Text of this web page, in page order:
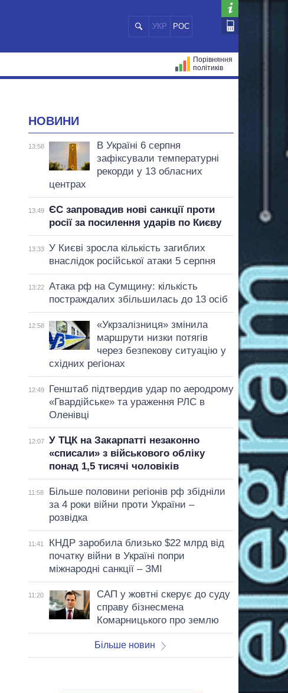
УКР РОС
Порівняння
політиків
НОВИНИ
13:58
В Україні 6 серпня
зафіксували температурні
рекорди у 13 обласних
центрах
13:49
ЄС запровадив нові санкції проти
росії за посилення ударів по Києву
13:33
У Києві зросла кількість загиблих
внаслідок російської атаки 5 серпня
13:22
Атака рф на Сумщину: кількість
постраждалих збільшилась до 13 осіб
12:58
«Укрзалізниця» змінила
маршрути низки потягів
через безпекову ситуацію у
східних регіонах
12:49
Генштаб підтвердив удар по аеродрому
«Гвардійське» та ураження РЛС в
Оленівці
12:07
У ТЦК на Закарпатті незаконно
«списали» з військового обліку
понад 1,5 тисячі чоловіків
11:58
Більше половини регіонів рф збідніли
за 4 роки війни проти України –
розвідка
11:41
КНДР заробила близько $22 млрд від
початку війни в Україні попри
міжнародні санкції – ЗМІ
11:20
САП у жовтні скерує до суду
справу бізнесмена
Комарницького про землю
Більше новин